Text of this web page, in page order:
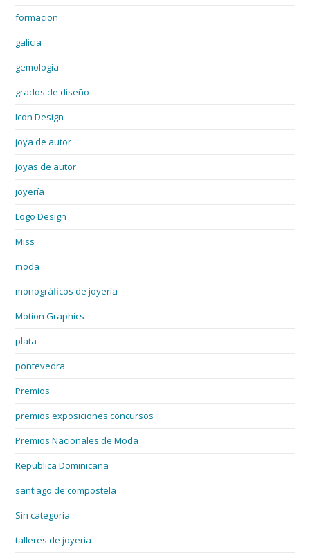
formacion
galicia
gemología
grados de diseño
Icon Design
joya de autor
joyas de autor
joyería
Logo Design
Miss
moda
monográficos de joyería
Motion Graphics
plata
pontevedra
Premios
premios exposiciones concursos
Premios Nacionales de Moda
Republica Dominicana
santiago de compostela
Sin categoría
talleres de joyeria